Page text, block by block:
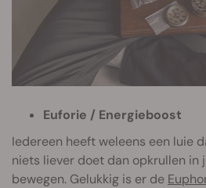
Euforie / Energieboost
Iedereen heeft weleens een luie
niets liever doet dan opkrullen in
bewegen. Gelukkig is er de